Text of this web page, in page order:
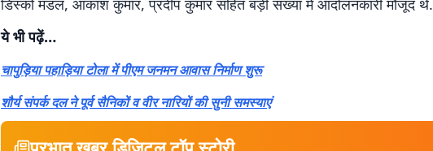
डिस्को मंडल, आकाश कुमार, प्रदीप कुमार सहित बड़ी संख्या में आंदोलनकारी मौजूद थे.
ये भी पढ़ें…
चापुड़िया पहाड़िया टोला में पीएम जनमन आवास निर्माण शुरू
शौर्य संपर्क दल ने पूर्व सैनिकों व वीर नारियों की सुनी समस्याएं